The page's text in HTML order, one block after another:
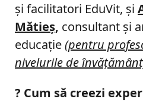
şi facilitatori EduVit, şi
Mătieş, consultant şi
educaţie(pentru
nivelurile de
? Cum să creezi